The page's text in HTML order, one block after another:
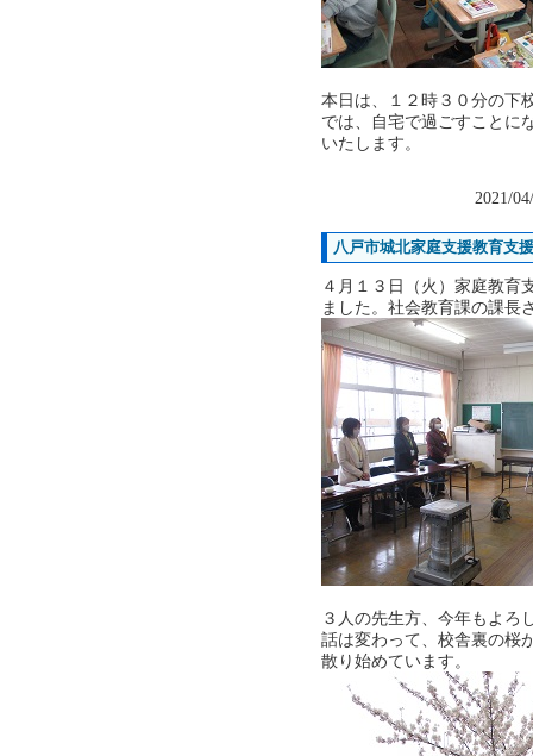
本日は、１２時３０分の下
では、自宅で過ごすことに
いたします。
2021/
八戸市城北家庭支援教育支
４月１３日（火）家庭教育
ました。社会教育課の課長
３人の先生方、今年もよろ
話は変わって、校舎裏の桜
散り始めています。